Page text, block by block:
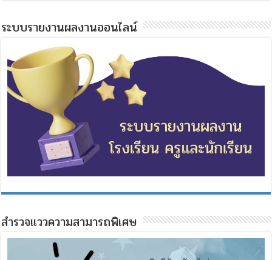
ระบบรายงานผลงานออนไลน์
สำรวจแววความสามารถพิเศษ